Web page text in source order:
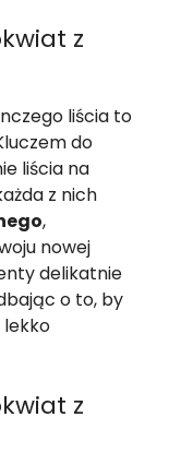
z
liścia to
do
liścia na
z nich
,
nowej
delikatnie
o to, by
lekko
z